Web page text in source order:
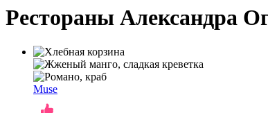
Рестораны Александра
Muse